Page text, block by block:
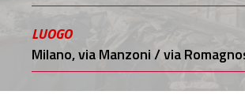
LUOGO
Milano, via Manzoni / via